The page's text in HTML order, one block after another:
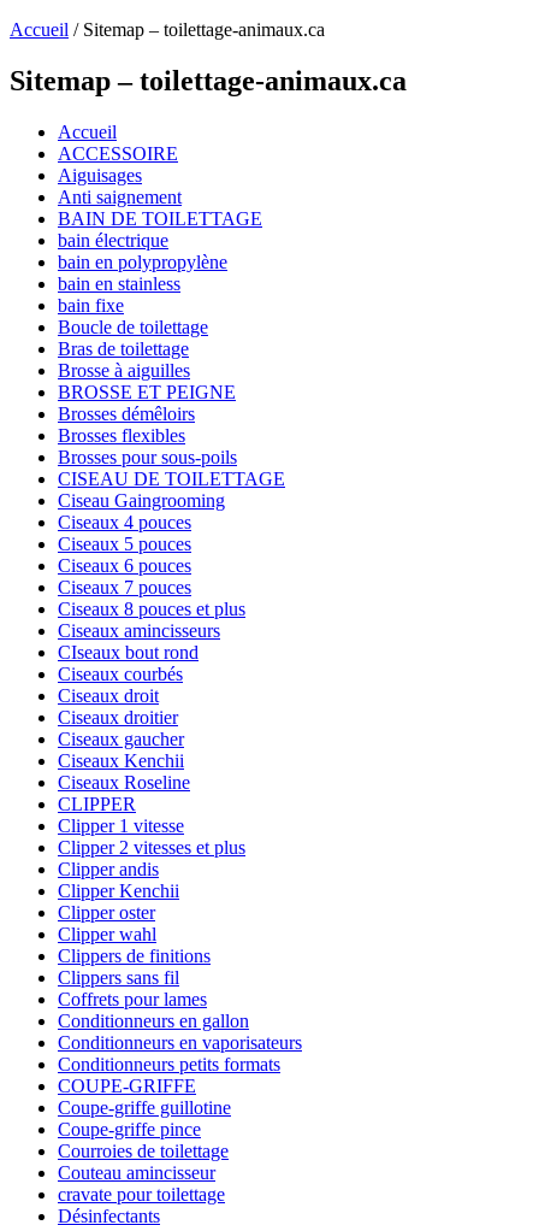
Accueil / Sitemap – toilettage-animaux.ca
Sitemap – toilettage-animaux.ca
Accueil
ACCESSOIRE
Aiguisages
Anti saignement
BAIN DE TOILETTAGE
bain électrique
bain en polypropylène
bain en stainless
bain fixe
Boucle de toilettage
Bras de toilettage
Brosse à aiguilles
BROSSE ET PEIGNE
Brosses démêloirs
Brosses flexibles
Brosses pour sous-poils
CISEAU DE TOILETTAGE
Ciseau Gaingrooming
Ciseaux 4 pouces
Ciseaux 5 pouces
Ciseaux 6 pouces
Ciseaux 7 pouces
Ciseaux 8 pouces et plus
Ciseaux amincisseurs
CIseaux bout rond
Ciseaux courbés
Ciseaux droit
Ciseaux droitier
Ciseaux gaucher
Ciseaux Kenchii
Ciseaux Roseline
CLIPPER
Clipper 1 vitesse
Clipper 2 vitesses et plus
Clipper andis
Clipper Kenchii
Clipper oster
Clipper wahl
Clippers de finitions
Clippers sans fil
Coffrets pour lames
Conditionneurs en gallon
Conditionneurs en vaporisateurs
Conditionneurs petits formats
COUPE-GRIFFE
Coupe-griffe guillotine
Coupe-griffe pince
Courroies de toilettage
Couteau amincisseur
cravate pour toilettage
Désinfectants